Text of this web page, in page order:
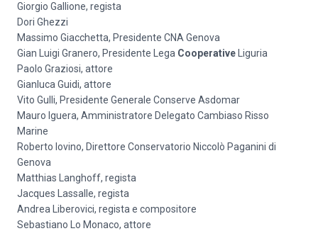
Giorgio Gallione, regista
Dori Ghezzi
Massimo Giacchetta, Presidente CNA Genova
Gian Luigi Granero, Presidente Lega Cooperative Liguria
Paolo Graziosi, attore
Gianluca Guidi, attore
Vito Gulli, Presidente Generale Conserve Asdomar
Mauro Iguera, Amministratore Delegato Cambiaso Risso
Marine
Roberto Iovino, Direttore Conservatorio Niccolò Paganini di
Genova
Matthias Langhoff, regista
Jacques Lassalle, regista
Andrea Liberovici, regista e compositore
Sebastiano Lo Monaco, attore